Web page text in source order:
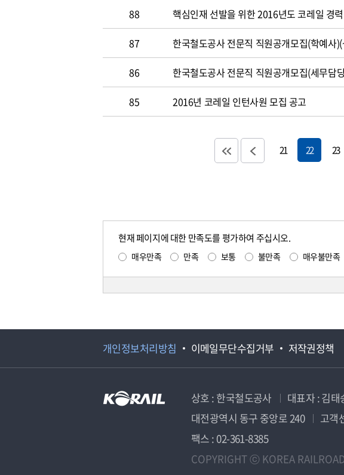
88 핵심인재 선발을 위한 2016년도 코레일 경
87 한국철도공사 전문직 직원공개모집(학예사
86 한국철도공사 전문직 직원공개모집(세무담
85 2016년 코레일 인턴사원 모집 공고
21 22 23
현재 페이지에 대한 만족도를 평가하여 주십시오.
매우만족 만족 보통 불만족 매우불만족
개인정보처리방침 이메일무단수집거부 저작권정책
상호 : 한국철도공사 대표자 : 김태
대전광역시 동구 중앙로 240
고객
팩스 : 02-361-8385
COPYRIGHT ⓒ KOREA